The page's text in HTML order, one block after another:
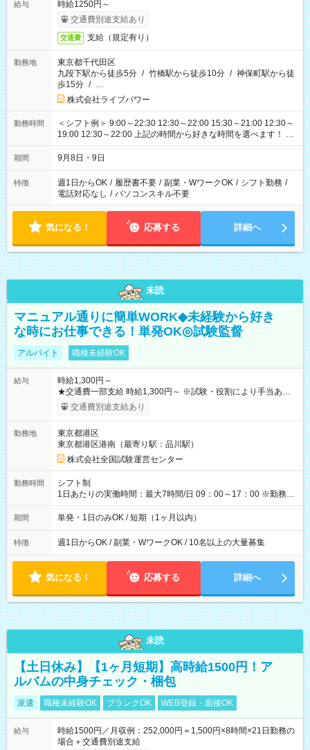
給与
時給1250円～
交通費別途支給あり
交通費 支給（規定有り）
勤務地
東京都千代田区
九段下駅から徒歩5分 / 竹橋駅から徒歩10分 / 神保町駅から徒
歩15分 / …
株式会社ライブパワー
勤務時間
＜シフト例＞ 9:00～22:30 12:30～22:00 15:30～21:00 12:30～
19:00 12:30～22:00 上記の時間から好きな時間を選べます！ ※
時間は変更となる可能性があります
期間 9月8日・9日
特徴 週1日からOK / 履歴書不要 / 副業・WワークOK / シフト勤務 /
電話対応なし / パソコンスキル不要
気になる！ 応募する 詳細へ
未読
マニュアル通りに簡単WORK◆未経験から好き
な時にお仕事できる！単発OK◎試験監督
アルバイト 職種未経験OK
給与
時給1,300円～
★交通費一部支給 時給1,300円～ ※試験・役割により手当あり
※勤務回数により昇給あり 【即給（前払い）オプションあ
り！】 希望される場合、勤務から1週間ほどで給与の一部を受け
例】 ・河合塾模擬試験 8:30～17:30（休憩1時間） 時給1,300円
×8時間＝日収10,400円＋交通費 ※当日の役割により時給＋100
円の場合あり ・国家試験 7:00～13:30（休憩なし） 時給1,300
円（役割手当＋100円）×6時間＝日収8,400円＋交通費 【試用期
間】試用期間なし
交通費別途支給あり
勤務地
東京都港区
東京都港区港南（最寄り駅：品川駅）
株式会社全国試験運営センター
勤務時間
シフト制
1日あたりの実働時間：最大7時間/日 09：00～17：00 ※勤務時
間は 試験により異なります。
期間 単発・1日のみOK / 短期（1ヶ月以内）
特徴 週1日からOK / 副業・WワークOK / 10名以上の大量募集
気になる！ 応募する 詳細へ
未読
【土日休み】【1ヶ月短期】高時給1500円！ア
ルバムの中身チェック・梱包
派遣 職種未経験OK ブランクOK WEB登録・面接OK
給与
時給1500円／月収例：252,000円＝1,500円×8時間×21日勤務の
場合＋交通費別途支給